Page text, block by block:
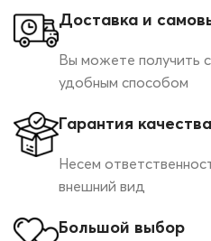
Доставка и
Вы можете получить
удобным способом
Гарантия качества
Несем
внешний вид
Большой выбор